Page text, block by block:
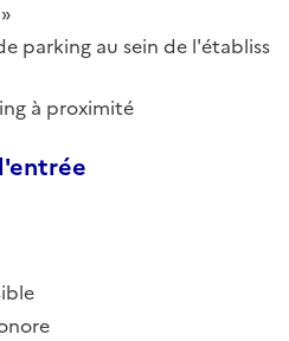
parking au sein de l'établiss
à proximité